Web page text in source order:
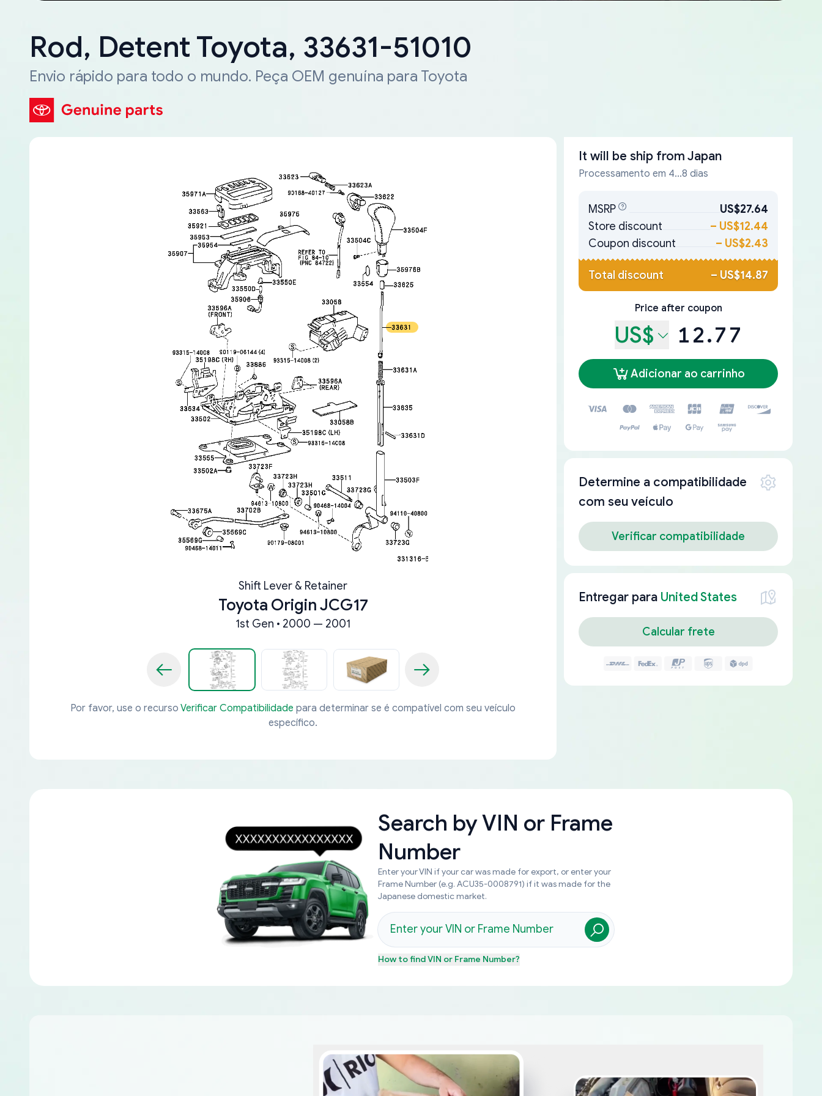
Rod, Detent Toyota, 33631-51010
Envio rápido para todo o mundo. Peça OEM genuína para Toyota
Shift Lever & Retainer
Toyota Origin JCG17
1st Gen • 2000 — 2001
Por favor, use o recurso Verificar Compatibilidade para determinar se é compatível com seu veículo
específico.
It will be ship from Japan
Processamento em 4...8 dias
MSRP
US$27.64
Store discount
– US$12.44
Coupon discount
– US$2.43
Total discount – US$14.87
Price after coupon
US$ 12.77
Adicionar ao carrinho
Determine a compatibilidade
com seu veículo
Verificar compatibilidade
Entregar para United States
Calcular frete
Search byVIN or Frame
Number
Enter your VIN if your car was made for export, or enter your
Frame Number (e.g. ACU35-0008791) if it was made for the
Japanese domestic market.
How to findVIN or Frame Number?